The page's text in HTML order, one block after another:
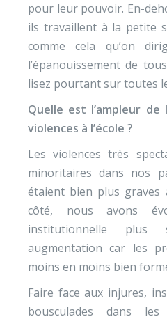
pour leur pouvoir. En-
ils travaillent à la petite
comme cela qu’on
l’épanouissement de
lisez pourtant sur toutes
Quelle est l’ampleur
violences à l’école ?
Les violences très
minoritaires dans nos
étaient bien plus graves
côté, nous avons
institutionnelle
augmentation car les
moins en moins bien
Faire face aux injures,
bousculades dans